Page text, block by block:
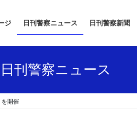
ジ 日刊警察ニュース 日刊警察新聞
日刊警察ニュース
を開催